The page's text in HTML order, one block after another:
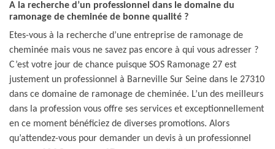
A la recherche d’un professionnel dans le domaine du
ramonage de cheminée de bonne qualité ?
Etes-vous à la recherche d’une entreprise de ramonage de
cheminée mais vous ne savez pas encore à qui vous adresser ?
C’est votre jour de chance puisque SOS Ramonage 27 est
justement un professionnel à Barneville Sur Seine dans le 27310
dans ce domaine de ramonage de cheminée. L’un des meilleurs
dans la profession vous offre ses services et exceptionnellement
en ce moment bénéficiez de diverses promotions. Alors
qu’attendez-vous pour demander un devis à un professionnel